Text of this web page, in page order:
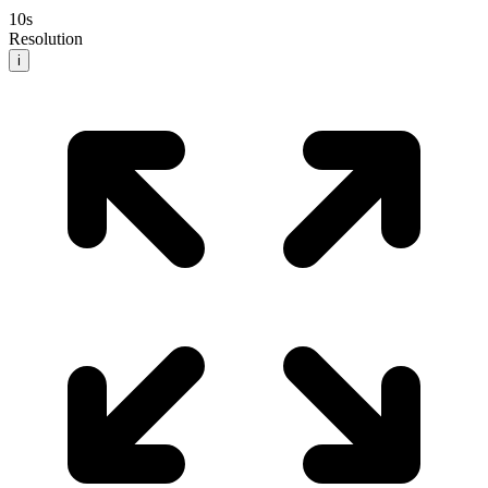
10s
Resolution
i